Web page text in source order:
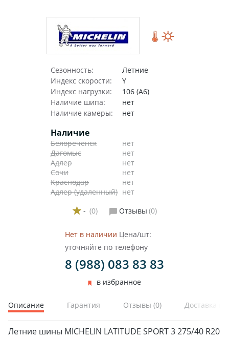
Сезонность:
Летние
Индекс скорости:
Y
Индекс нагрузки:
106 (A6)
Наличие шипа:
нет
Наличие камеры:
нет
Наличие
Белореченск
нет
Дагомыс
нет
Адлер
нет
Сочи
нет
Краснодар
нет
Адлер (удаленный) нет
- (0) Отзывы (0)
Нет в наличии Цена/шт:
уточняйте по телефону
8 (988) 083 83 83
в избранное
Описание Гарантия Отзывы (0) Доставка и
Летние шины MICHELIN LATITUDE SPORT 3 275/40 R20